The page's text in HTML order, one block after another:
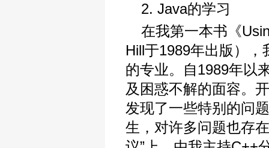
2. Java的学习
在我第一本书《
Hill于1989年出版）
的专业。自1989年以
及困惑不解的面容。
发现了一些特别的问
生，对许多问题也存